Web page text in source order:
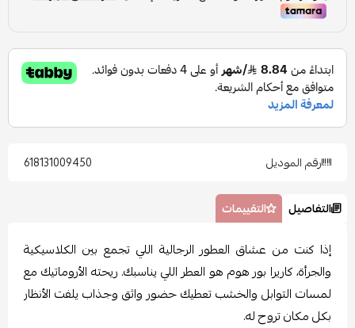
رقم الموديل 618131009450
التفاصيل التقييمات
إذا كنت من عشاق العطور الرجالية اللي تجمع بين الكلاسيكية
والجرأة، كاريرا بور هوم هو العطر اللي يناسبك. ريحته الأروماتيك مع
لمسات التوابل والخشب تعطيك حضور واثق وجذاب يلفت الأنظار
بكل مكان تروح له.